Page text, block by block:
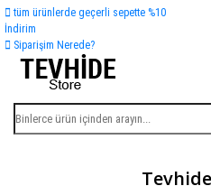
tüm ürünlerde geçerli sepette %10
İndirim
Siparişim Nerede?